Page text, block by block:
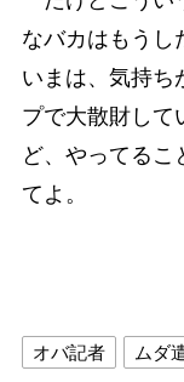
なバカはもうし
いまは、気持ち
プで大散財して
ど、やってる
てよ。
オバ記者 ムダ